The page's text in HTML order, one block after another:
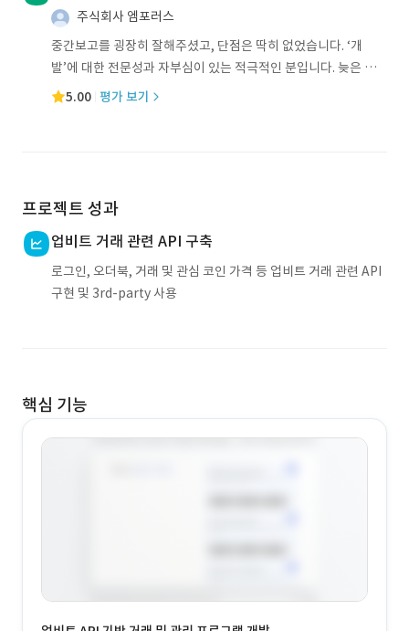
주식회사 엠포러스
중간보고를 굉장히 잘해주셨고, 단점은 딱히 없었습니다. ‘개
발’에 대한 전문성과 자부심이 있는 적극적인 분입니다. 늦은 시
간 드리는 문의에
5.00 평가 보기
프로젝트 성과
업비트 거래 관련 API 구축
로그인, 오더북, 거래 및 관심 코인 가격 등 업비트 거래 관련 API
구현 및 3rd-party 사용
핵심 기능